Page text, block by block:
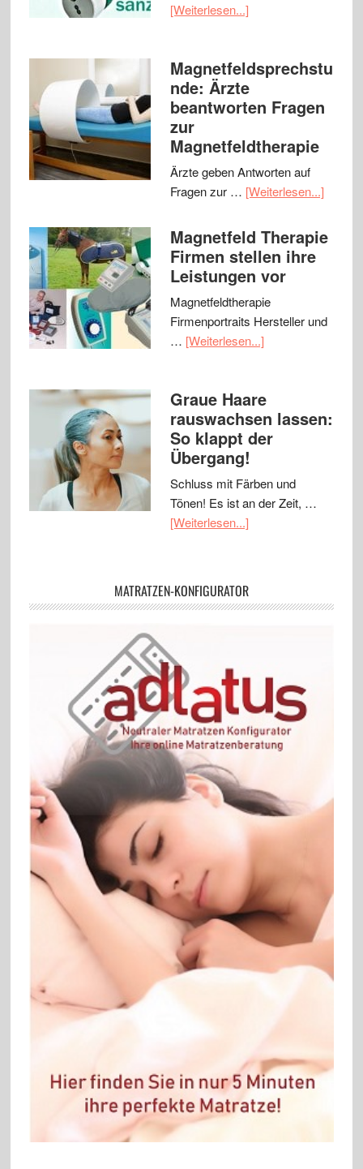
[Weiterlesen...]
Magnetfeldsprechstu
nde: Ärzte
beantworten Fragen
zur
Magnetfeldtherapie
Ärzte geben Antworten auf
Fragen zur … [Weiterlesen...]
Magnetfeld Therapie
Firmen stellen ihre
Leistungen vor
Magnetfeldtherapie
Firmenportraits Hersteller und
… [Weiterlesen...]
Graue Haare
rauswachsen lassen:
So klappt der
Übergang!
Schluss mit Färben und
Tönen! Es ist an der Zeit, …
[Weiterlesen...]
MATRATZEN-KONFIGURATOR